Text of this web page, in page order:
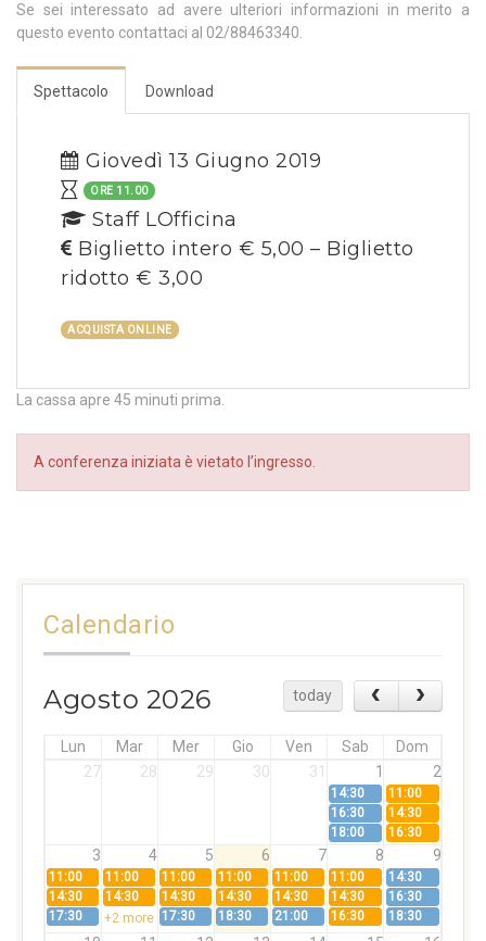
Se sei interessato ad avere ulteriori informazioni in merito a
questo evento contattaci al 02/88463340.
Spettacolo Download
Giovedì 13 Giugno 2019
ORE 11.00
Staff LOfficina
Biglietto intero € 5,00 – Biglietto
ridotto € 3,00
ACQUISTA ONLINE
La cassa apre 45 minuti prima.
A conferenza iniziata è vietato l’ingresso.
Calendario
Agosto 2026 today
Lun Mar Mer Gio Ven Sab
Dom
27
28 29 30 31 1 2
14:30
11:00
16:30
14:30
18:00
16:30
3 4 5 6 7 8 9
11:00 11:00 11:00 11:00 11:00 11:00
14:30
14:30
14:30 14:30 14:30 14:30 14:30
16:30
17:30
+2 more 17:30 18:30 21:00 16:30 18:30